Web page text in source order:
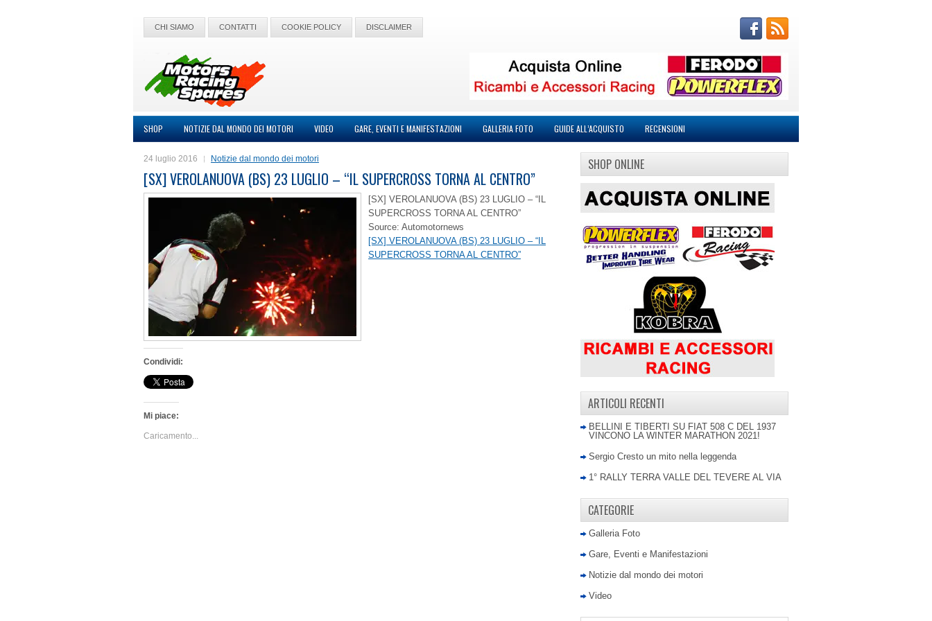
CHI SIAMO CONTATTI COOKIE POLICY DISCLAIMER
SHOP NOTIZIE DAL MONDO DEI MOTORI VIDEO GARE, EVENTI E MANIFESTAZIONI GALLERIA FOTO GUIDE ALL’ACQUISTO RECENSIONI
24 luglio 2016 Notizie dal mondo dei motori
[SX] VEROLANUOVA (BS) 23 LUGLIO – “IL SUPERCROSS TORNA AL CENTRO”
[SX] VEROLANUOVA (BS) 23 LUGLIO – “IL
SUPERCROSS TORNA AL CENTRO”
Source: Automotornews
[SX] VEROLANUOVA (BS) 23 LUGLIO – “IL
SUPERCROSS TORNA AL CENTRO”
Condividi:
Mi piace:
Caricamento...
SHOP ONLINE
ARTICOLI RECENTI
BELLINI E TIBERTI SU FIAT 508 C DEL 1937
VINCONO LA WINTER MARATHON 2021!
Sergio Cresto un mito nella leggenda
1° RALLY TERRA VALLE DEL TEVERE AL VIA
CATEGORIE
Galleria Foto
Gare, Eventi e Manifestazioni
Notizie dal mondo dei motori
Video